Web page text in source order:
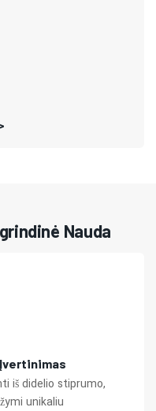
Nauda
iš didelio stiprumo,
unikaliu